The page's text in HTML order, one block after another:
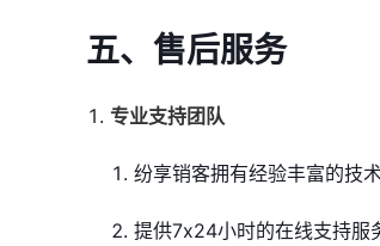
五、售后服务
专业支持团队
纷享销客拥有经验丰富的技
提供7x24小时的在线支持服